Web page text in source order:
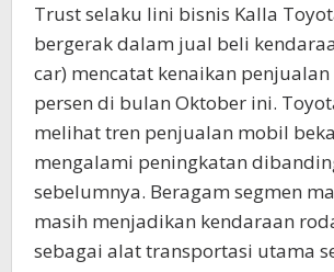
Trust selaku lini bisnis Kalla
bergerak dalam jual beli
car) mencatat kenaikan
persen di bulan Oktober ini.
melihat tren penjualan mobil
mengalami peningkatan
sebelumnya. Beragam segmen
masih menjadikan kendaraan
sebagai alat transportasi utama